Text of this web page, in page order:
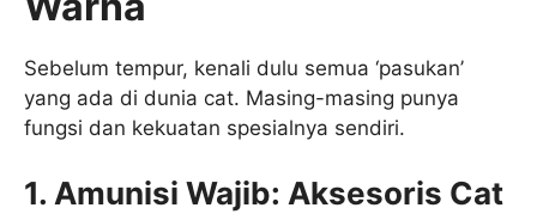
Sebelum tempur, kenali dulu semua ‘pasukan’
yang ada di dunia cat. Masing-masing punya
fungsi dan kekuatan spesialnya sendiri.
1. Amunisi Wajib: Aksesoris Cat